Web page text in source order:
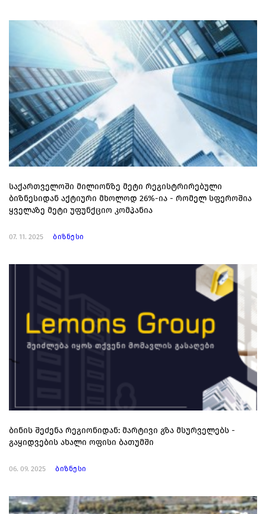
საქართველოში მილიონზე მეტი რეგისტრირებული
ბიზნესიდან აქტიური მხოლოდ 26%-ია - რომელ სფეროშია
ყველაზე მეტი უფუნქციო კომპანია
07. 11. 2025 ბიზნესი
ბინის შეძენა რეგიონიდან: მარტივი გზა მსურველებს -
გაყიდვების ახალი ოფისი ბათუმში
06. 09. 2025 ბიზნესი